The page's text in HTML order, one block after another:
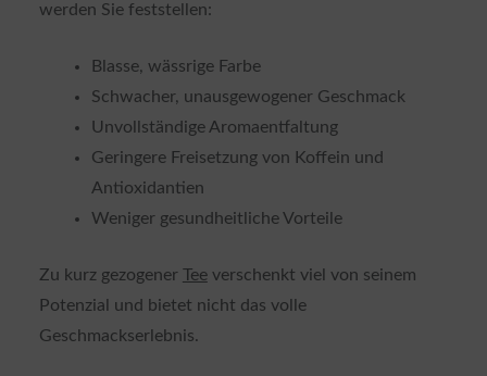
werden Sie feststellen:
Blasse, wässrige Farbe
Schwacher, unausgewogener Geschmack
Unvollständige Aromaentfaltung
Geringere Freisetzung von Koffein und
Antioxidantien
Weniger gesundheitliche Vorteile
Zu kurz gezogener Teeverschenkt viel von seinem
Potenzial und bietet nicht das volle
Geschmackserlebnis.